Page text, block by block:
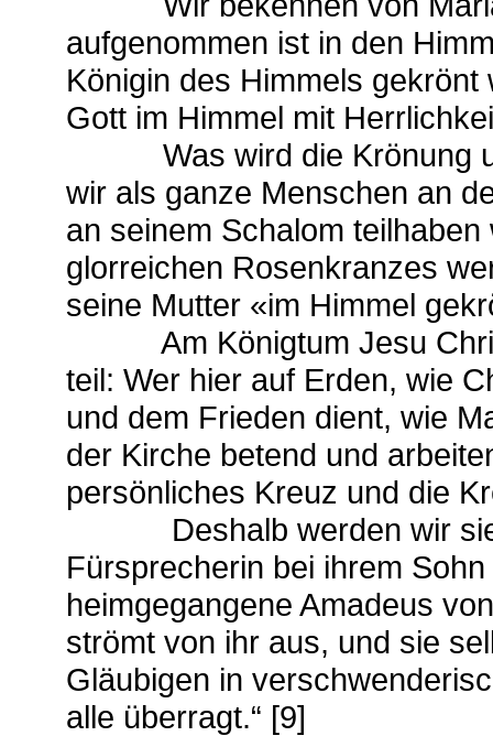
aufgenommen ist in den
Königin des Himmels
Gott im Himmel mit
Was wird die Krönung
wir als ganze Menschen an
an seinem Schalom
glorreichen Rosenkranzes
seine Mutter «im Himmel
Am Königtum Jesu
teil: Wer hier auf Erden, wie
und dem Frieden dient, wie
der Kirche betend und
persönliches Kreuz und die
Deshalb werden wir sie
Fürsprecherin bei ihrem
heimgegangene Amadeus
strömt von ihr aus, und sie
Gläubigen in
alle überragt.“ [9]